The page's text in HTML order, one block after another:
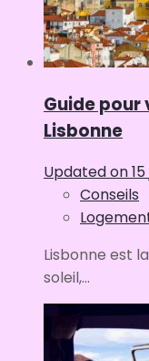
Guide
Lisbonne
Updated on
Conseils
Lisbonne est
soleil,...